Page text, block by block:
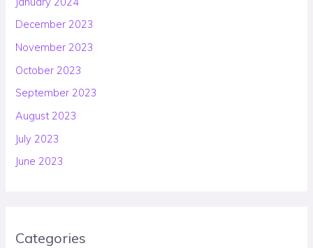
December 2023
November 2023
October 2023
September 2023
August 2023
July 2023
June 2023
Categories